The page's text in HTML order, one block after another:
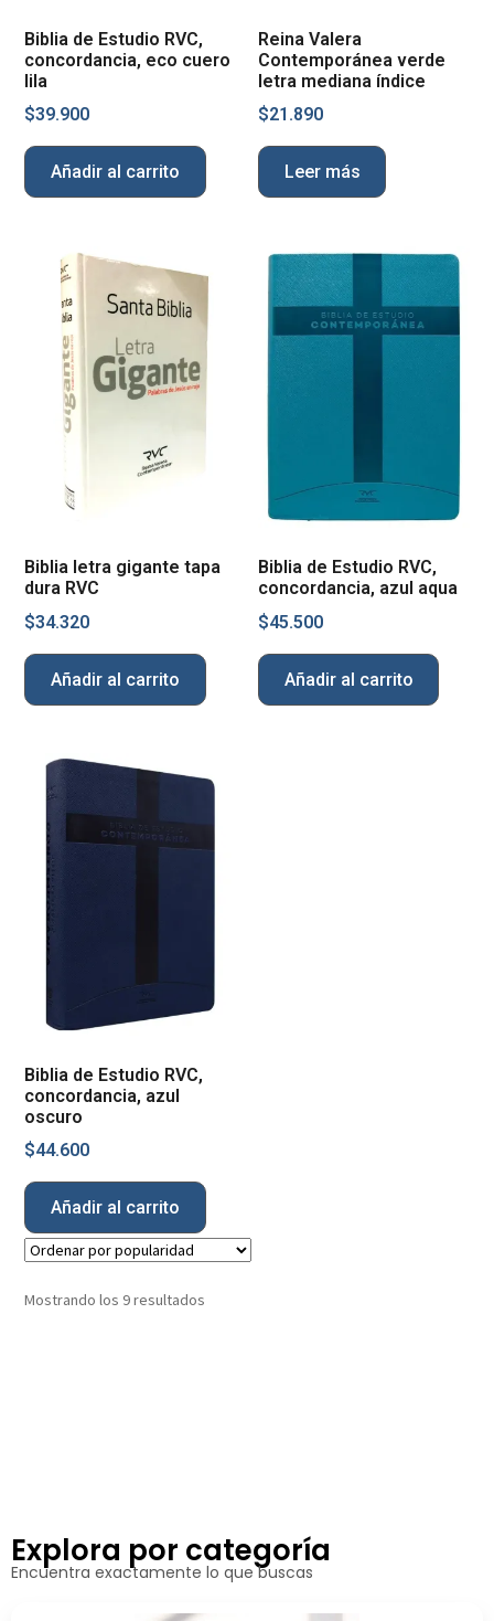
Biblia de Estudio RVC,
concordancia, eco cuero
lila
$39.900
Añadir al carrito
Reina Valera
Contemporánea verde
letra mediana índice
$21.890
Leer más
Biblia letra gigante tapa
dura RVC
$34.320
Añadir al carrito
Biblia de Estudio RVC,
concordancia, azul aqua
$45.500
Añadir al carrito
Biblia de Estudio RVC,
concordancia, azul
oscuro
$44.600
Añadir al carrito
Mostrando los 9 resultados
Explora por categoría
Encuentra exactamente lo que buscas